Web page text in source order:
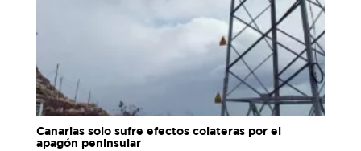
Canarias solo sufre efectos colateras por el
apagón peninsular